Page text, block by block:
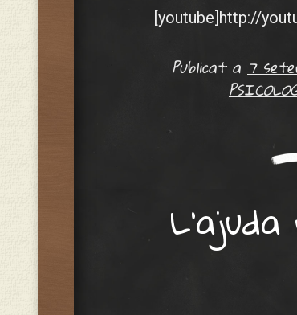
[youtube]http://
Publicat a 7